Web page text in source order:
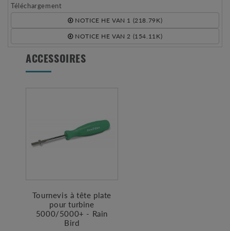
Téléchargement
NOTICE HE VAN 1 (218.79K)
NOTICE HE VAN 2 (154.11K)
ACCESSOIRES
Tournevis à tête plate
pour turbine
5000/5000+ - Rain
Bird